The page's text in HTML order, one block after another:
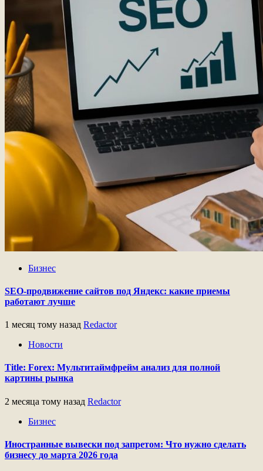
Бизнес
SEO-продвижение сайтов под Яндекс: какие приемы
работают лучше
1 месяц тому назад Redactor
Новости
Title: Forex: Мультитаймфрейм анализ для полной
картины рынка
2 месяца тому назад Redactor
Бизнес
Иностранные вывески под запретом: Что нужно сделать
бизнесу до марта 2026 года